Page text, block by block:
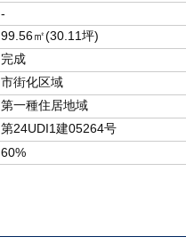
-
99.56㎡(30.11坪)
完成
市街化区域
第一種住居地域
第24UDI1建05264号
60%